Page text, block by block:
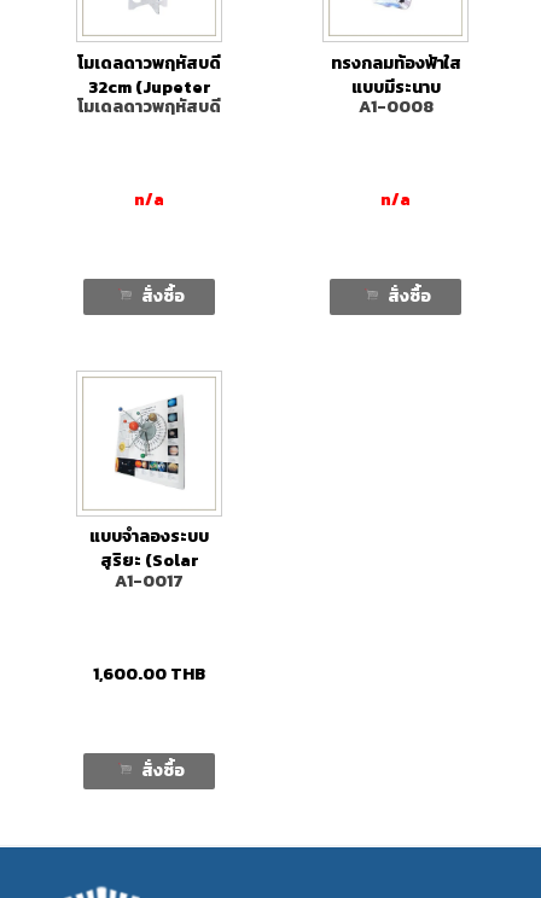
โมเดลดาวพฤหัสบดี
32cm (Jupeter
Model)
โมเดลดาวพฤหัสบดี
n/a
สั่งซื้อ
ทรงกลมท้องฟ้าใส
แบบมีระนาบ
A1-0008
n/a
สั่งซื้อ
แบบจำลองระบบ
สุริยะ (Solar
System Model)
A1-0017
1,600.00THB
สั่งซื้อ